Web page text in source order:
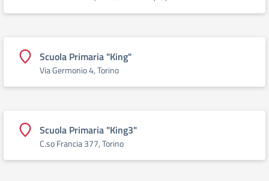
Scuola Primaria "King"
Via Germonio 4, Torino
Scuola Primaria "King3"
C.so Francia 377, Torino